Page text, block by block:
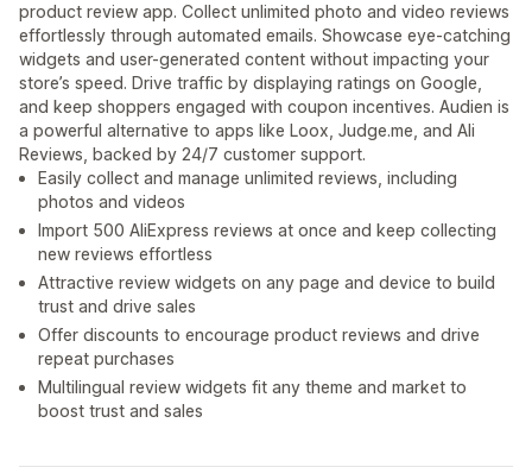
product review app. Collect unlimited photo and video reviews
effortlessly through automated emails. Showcase eye-catching
widgets and user-generated content without impacting your
store’s speed. Drive traffic by displaying ratings on Google,
and keep shoppers engaged with coupon incentives. Audien is
a powerful alternative to apps like Loox, Judge.me, and Ali
Reviews, backed by 24/7 customer support.
Easily collect and manage unlimited reviews, including
photos and videos
Import 500 AliExpress reviews at once and keep collecting
new reviews effortless
Attractive review widgets on any page and device to build
trust and drive sales
Offer discounts to encourage product reviews and drive
repeat purchases
Multilingual review widgets fit any theme and market to
boost trust and sales